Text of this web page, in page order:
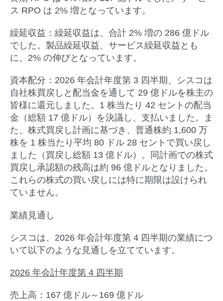
ス RPO は 2% 増となっています。
繰延収益： 繰延収益は、合計 2% 増の 286 億ドル
でした。製品繰延収益、サービス繰延収益とも
に、2% の伸びとなっています。
資本配分： 2026 年会計年度第 3 四半期、シスコは
自社株買戻しと配当金を通して 29 億ドルを株主の
皆様に還元しました。1 株当たり 42 セントの配当
金（総額 17 億ドル）を決議し、支払いました。ま
た、株式買戻し計画に基づき、普通株約 1,600 万
株を 1 株当たり平均 80 ドル 28 セントで買い戻し
ました（買戻し総額 13 億ドル）。同計画での株式
買戻し承認額の残高は約 96 億ドルとなりました。
これらの株式の買い戻しには特に期限は設けられ
ていません。
業績見通し
シスコは、2026 年会計年度第 4 四半期の業績につ
いて以下のような見通しを立てています。
2026 年会計年度第 4 四半期
売上高：167 億ドル～169 億ドル